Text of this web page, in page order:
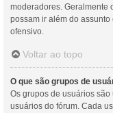
moderadores. Geralmente
possam ir além do
ofensivo.
Voltar ao topo
O que são grupos de
Os grupos de usuários
usuários do fórum. Cada